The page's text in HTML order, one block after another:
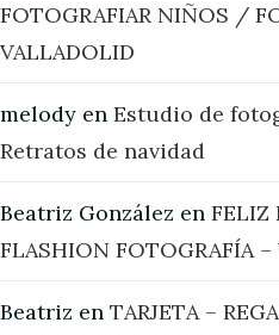
FOTOGRAFIAR NIÑOS /
VALLADOLID
melody en Estudio de
Retratos de navidad
Beatriz González en FELIZ
FLASHION FOTOGRAFÍA
Beatriz en TARJETA –